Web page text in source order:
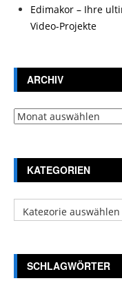
Edimakor – Ihre
Video-Projekte
ARCHIV
Archiv
KATEGORIEN
Kategorien
SCHLAGWÖRTER